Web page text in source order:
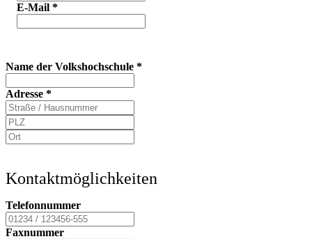
E-Mail *
Name der Volkshochschule *
Adresse *
Kontaktmöglichkeiten
Telefonnummer
Faxnummer